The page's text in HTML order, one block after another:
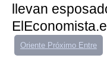
llevan
Oriente Próximo Entre